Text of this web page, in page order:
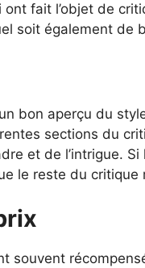
fait l’objet de
soit également de
bon aperçu du
sections du
et de l’intrigue.
le reste du
souvent